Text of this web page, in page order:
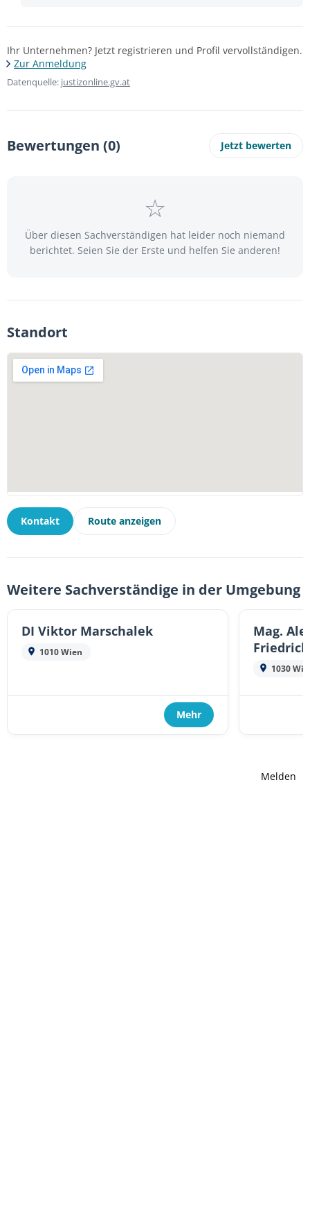
Ihr Unternehmen? Jetzt registrieren und Profil vervollständigen.
Zur Anmeldung
Datenquelle: justizonline.gv.at
Bewertungen (0) Jetzt bewerten
Über diesen Sachverständigen hat leider noch niemand
berichtet. Seien Sie der Erste und helfen Sie anderen!
Standort
Kontakt Route anzeigen
Weitere Sachverständige in der Umgebung
DI Viktor Marschalek
1010 Wien
Mehr
Mag.
1030
Melden